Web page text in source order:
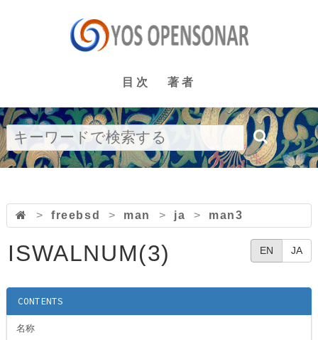
目次 著者
> freebsd > man > ja > man3
EN JA
ISWALNUM(3)
CONTENTS
名称